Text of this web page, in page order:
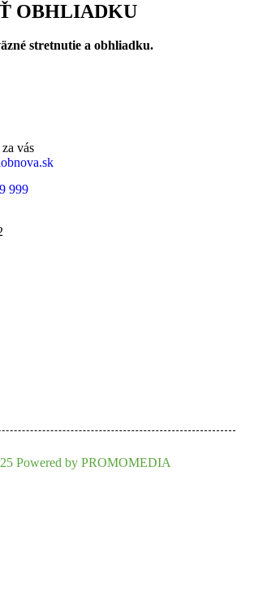
OBHLIADKU
stretnutie a obhliadku.
vás
999
Powered by PROMOMEDIA